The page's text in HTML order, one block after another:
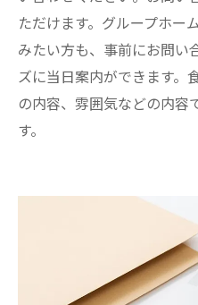
ただけます。グループホー
みたい方も、事前にお問い
ズに当日案内ができます。
の内容、雰囲気などの内容
す。